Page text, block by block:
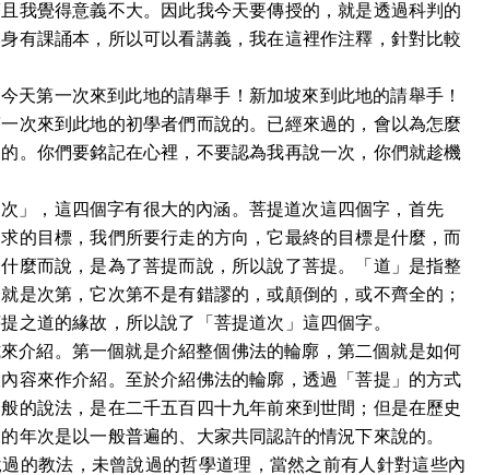
我覺得意義不大。因此我今天要傳授的，就是透過科判的
有課誦本，所以可以看講義，我在這裡作注釋，針對比較
天第一次來到此地的請舉手！新加坡來到此地的請舉手！
次來到此地的初學者們而說的。已經來過的，會以為怎麼
。你們要銘記在心裡，不要認為我再說一次，你們就趁機
」，這四個字有很大的內涵。菩提道次這四個字，首先
的目標，我們所要行走的方向，它最終的目標是什麼，而
麼而說，是為了菩提而說，所以說了菩提。「道」是指整
是次第，它次第不是有錯謬的，或顛倒的，或不齊全的；
之道的緣故，所以說了「菩提道次」這四個字。
介紹。第一個就是介紹整個佛法的輪廓，第二個就是如何
容來作介紹。至於介紹佛法的輪廓，透過「菩提」的方式
的說法，是在二千五百四十九年前來到世間；但是在歷史
年次是以一般普遍的、大家共同認許的情況下來說的。
的教法，未曾說過的哲學道理，當然之前有人針對這些內